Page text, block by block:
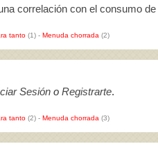
correlación con el consumo
tanto (1) - Menuda chorrada (2)
Sesión o Registrarte.
tanto (2) - Menuda chorrada (3)